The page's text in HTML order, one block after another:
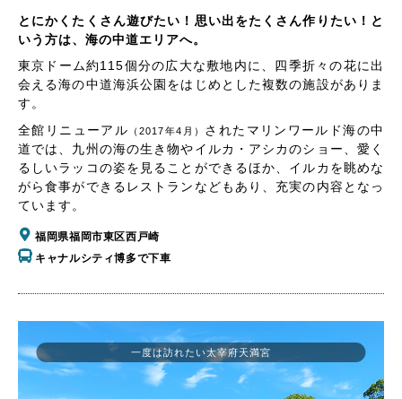
とにかくたくさん遊びたい！思い出をたくさん作りたい！と
いう方は、海の中道エリアへ。
東京ドーム約115個分の広大な敷地内に、四季折々の花に出
会える海の中道海浜公園をはじめとした複数の施設がありま
す。
全館リニューアル （2017年4月） されたマリンワールド海の中
道では、九州の海の生き物やイルカ・アシカのショー、愛く
るしいラッコの姿を見ることができるほか、イルカを眺めな
がら食事ができるレストランなどもあり、充実の内容となっ
ています。
福岡県福岡市東区西戸崎
キャナルシティ博多で下車
一度は訪れたい太宰府天満宮